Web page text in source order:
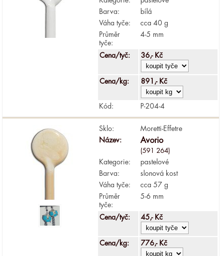
Barva:
bílá
Váha tyče:
cca 40 g
Průměr
tyče:
4-5 mm
Cena/tyč: 36,- Kč
Cena/kg: 891,- Kč
Kód: P-204-4
Sklo:
Moretti-Effetre
Název:
Avorio
(591 264)
Kategorie:
pastelové
Barva:
slonová kost
Váha tyče:
cca 57 g
Průměr
tyče:
5-6 mm
Cena/tyč: 45,- Kč
Cena/kg: 776,- Kč